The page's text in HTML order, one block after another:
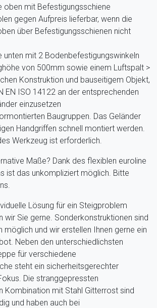
oben mit Befestigungsschiene
gegen Aufpreis lieferbar, wenn die
über Befestigungsschienen nicht
unten mit 2 Bodenbefestigungswinkeln
von 500mm sowie einem Luftspalt >
Konstruktion und bauseitigem Objekt,
EN ISO 14122 an der entsprechenden
einzusetzen
Baugruppen. Das Geländer
Handgriffen schnell montiert werden.
Werkzeug ist erforderlich.
Maße? Dank des flexiblen euroline
ist das unkompliziert möglich. Bitte
Lösung für ein Steigproblem
wir Sie gerne. Sonderkonstruktionen sind
möglich und wir erstellen Ihnen gerne ein
Neben den unterschiedlichsten
für verschiedene
steht ein sicherheitsgerechter
Die stranggepressten
Kombination mit Stahl Gitterrost sind
und haben auch bei